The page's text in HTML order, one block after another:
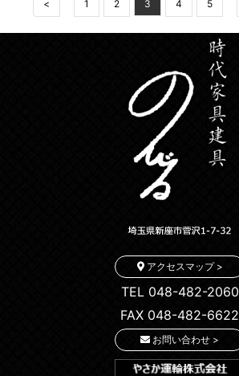
< 1 2 3 4 5
アクセスマップ >
TEL 048-482-2060
FAX 048-482-6622
お問い合わせ >